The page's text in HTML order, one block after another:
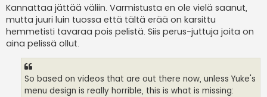
e
s
t
i
Kannattaa jättää väliin. Varmistusta en ole vielä saanut,
mutta juuri luin tuossa että tältä erää on karsittu
hemmetisti tavaraa pois pelistä. Siis perus-juttuja joita on
aina pelissä ollut.
So based on videos that are out there now, unless Yuke's
menu design is really horrible, this is what is missing: